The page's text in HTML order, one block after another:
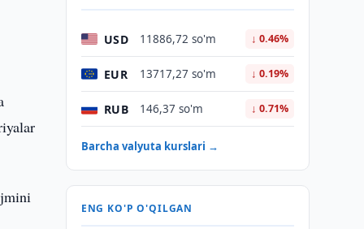
USD 11886,72 so'm ↓ 0.46%
EUR 13717,27 so'm ↓ 0.19%
RUB 146,37 so'm ↓ 0.71%
Barcha valyuta kurslari →
ENG KO'P O'QILGAN